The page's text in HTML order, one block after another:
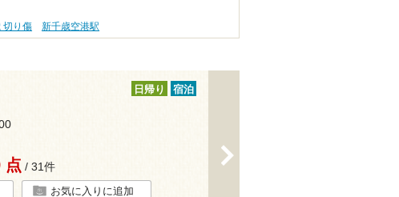
切り傷 新千歳空港駅
日帰り 宿泊
点 / 31件
お気に入りに追加